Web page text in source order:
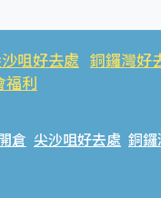
咀好去處 銅鑼灣好
福利
倉 尖沙咀好去處 銅